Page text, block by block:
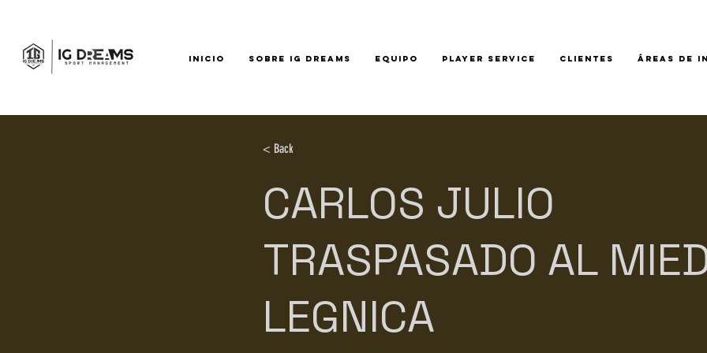
INICIO SOBRE IG DREAMS EQUIPO PLAYER SERVICE CLIENTES ÁREAS DE
< Back
CARLOS JULIO
TRASPASADO AL
LEGNICA